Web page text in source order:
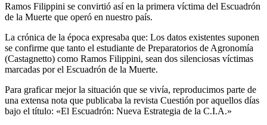
Ramos Filippini se convirtió así en la primera víctima del Escuadrón
de la Muerte que operó en nuestro país.
La crónica de la época expresaba que: Los datos existentes suponen
se confirme que tanto el estudiante de Preparatorios de Agronomía
(Castagnetto) como Ramos Filippini, sean dos silenciosas víctimas
marcadas por el Escuadrón de la Muerte.
Para graficar mejor la situación que se vivía, reproducimos parte de
una extensa nota que publicaba la revista Cuestión por aquellos días
bajo el título: «El Escuadrón: Nueva Estrategia de la C.I.A.»